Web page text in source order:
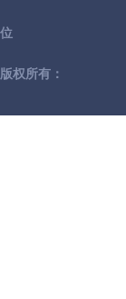
位
版权所有：